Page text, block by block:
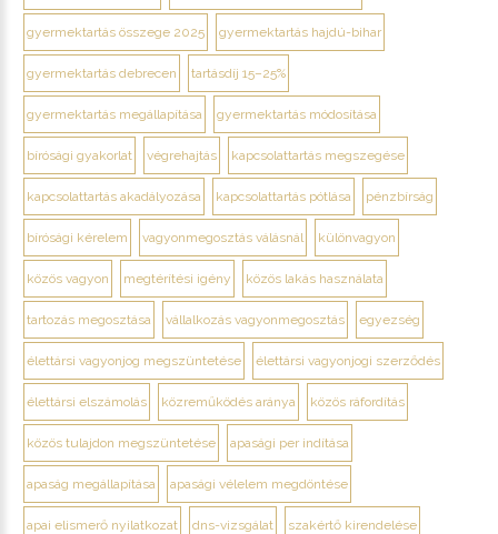
gyermektartás összege 2025 gyermektartás hajdú-bihar
gyermektartás debrecen tartásdíj 15–25%
gyermektartás megállapítása gyermektartás módosítása
bírósági gyakorlat végrehajtás kapcsolattartás megszegése
kapcsolattartás akadályozása kapcsolattartás pótlása pénzbírság
bírósági kérelem vagyonmegosztás válásnál különvagyon
közös vagyon megtérítési igény közös lakás használata
tartozás megosztása vállalkozás vagyonmegosztás egyezség
élettársi vagyonjog megszüntetése élettársi vagyonjogi szerződés
élettársi elszámolás közreműködés aránya közös ráfordítás
közös tulajdon megszüntetése apasági per indítása
apaság megállapítása apasági vélelem megdöntése
apai elismerő nyilatkozat dns-vizsgálat szakértő kirendelése